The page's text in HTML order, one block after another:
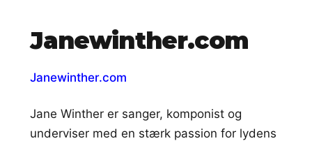
Janewinther.com
Janewinther.com
Jane Winther er sanger, komponist og
underviser med en stærk passion for lydens